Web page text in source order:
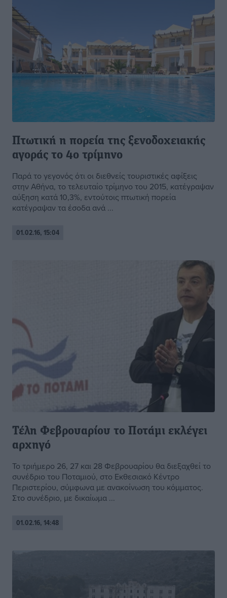
Πτωτική η πορεία της ξενοδοχειακής
αγοράς το 4ο τρίμηνο
Παρά το γεγονός ότι οι διεθνείς τουριστικές αφίξεις
στην Αθήνα, το τελευταίο τρίμηνο του 2015, κατέγραψαν
αύξηση κατά 10,3%, εντούτοις πτωτική πορεία
κατέγραψαν τα έσοδα ανά ...
01.02.16, 15:04
Τέλη Φεβρουαρίου το Ποτάμι εκλέγει
αρχηγό
Το τριήμερο 26, 27 και 28 Φεβρουαρίου θα διεξαχθεί το
συνέδριο του Ποταμιού, στο Εκθεσιακό Κέντρο
Περιστερίου, σύμφωνα με ανακοίνωση του κόμματος.
Στο συνέδριο, με δικαίωμα ...
01.02.16, 14:48